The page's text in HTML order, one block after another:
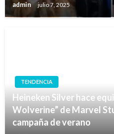
admin julio 7, 2025
TENDENCIA
Heineken Silver hace
Wolverine” de Marvel
campaña de verano